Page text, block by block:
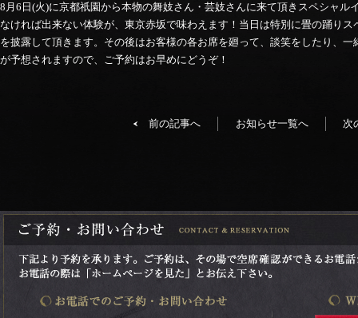
8月6日(火)に京都祇園から本物の舞妓さん・芸妓さんに来て頂きスペシャル
なければ出来ない体験が、東京赤坂で味わえます！当日は特別に畳の踊り
を披露して頂きます。その後はお客様の各お席を廻って、談笑をしたり、
が予想されますので、ご予約はお早めにどうぞ！
前の記事へ お知らせ一覧へ 次